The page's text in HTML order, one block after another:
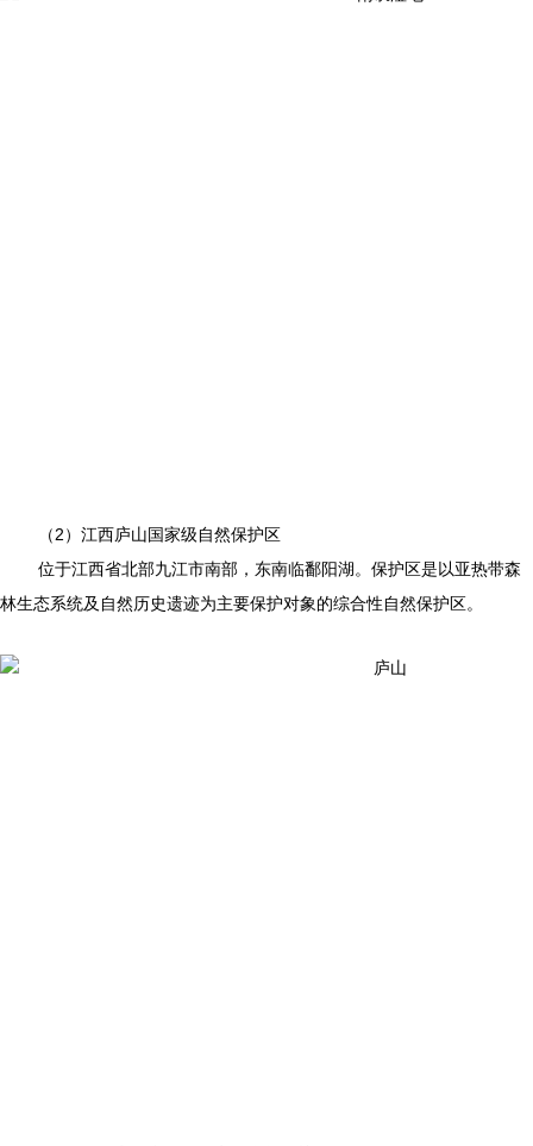
（2）江西庐山国家级自然保护区
位于江西省北部九江市南部，东南临鄱阳湖。保护区是以亚热带森
林生态系统及自然历史遗迹为主要保护对象的综合性自然保护区。